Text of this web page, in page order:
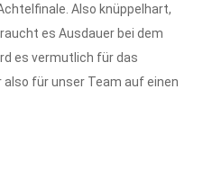
Also knüppelhart,
es Ausdauer bei dem
es vermutlich für das
für unser Team auf einen